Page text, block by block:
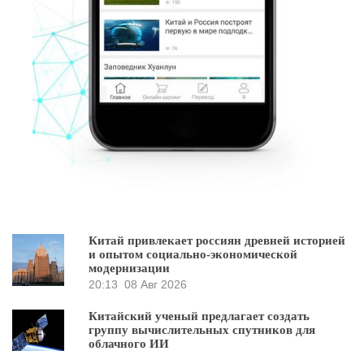
Китай привлекает россиян древней историей
и опытом социально-экономической
модернизации
20:13 08 Авг 2026
Китайский ученый предлагает создать
группу вычислительных спутников для
облачного ИИ